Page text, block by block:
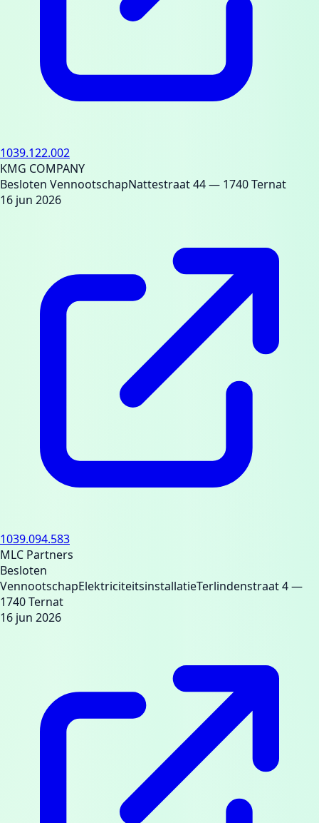
1039.122.002
KMG COMPANY
Besloten VennootschapNattestraat 44— 1740 Ternat
16 jun 2026
1039.094.583
MLC Partners
Besloten
VennootschapElektriciteitsinstallatieTerlindenstraat 4—
1740 Ternat
16 jun 2026